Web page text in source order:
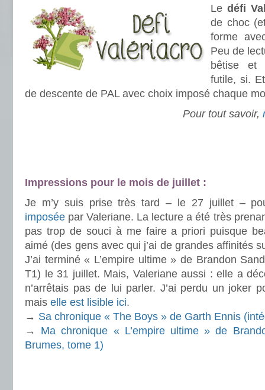
Le défi
de choc
forme
Peu de
bêtise et
futile, si.
de descente de PAL avec choix imposé chaque
Pour tout savoir,
Impressions pour le mois de juillet :
Je m’y suis prise très tard – le 27 juillet –
imposée par Valeriane. La lecture a été très
pas trop de souci à me faire a priori puisque
aimé (des gens avec qui j’ai de grandes affinités
J’ai terminé « L’empire ultime » de Brandon
T1) le 31 juillet. Mais, Valeriane aussi : elle a
n’arrêtais pas de lui parler. J’ai perdu un joker
mais elle est lisible ici.
→ Sa chronique « The Boys » de Garth Ennis
→ Ma chronique « L’empire ultime » de
Brumes, tome 1)